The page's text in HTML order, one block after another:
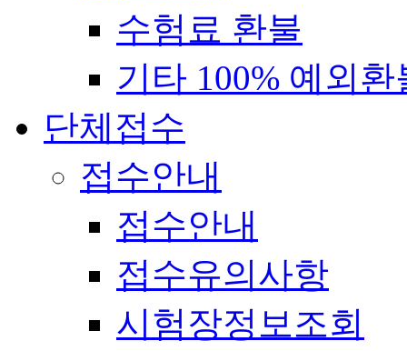
수험료 환불
기타 100% 예외환
단체접수
접수안내
접수안내
접수유의사항
시험장정보조회